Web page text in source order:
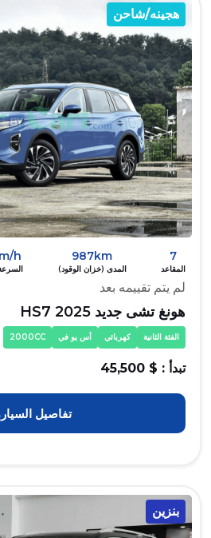
هجينه/شاحن
7
المقاعد
987km
المدى (خزان الوقود)
h
لم يتم تقييمه بعد
هونغ تشى جديد HS7 2025
الفئة الثانية كهربائي أس يو في 2000CC
تبدأ : $ 45,500
تفاصيل
بنزين